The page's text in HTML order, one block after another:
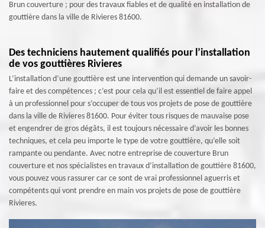
Brun couverture ; pour des travaux fiables et de qualité en installation de
gouttière dans la ville de Rivieres 81600.
Des techniciens hautement qualifiés pour l’installation
de vos gouttières Rivieres
L’installation d’une gouttière est une intervention qui demande un savoir-
faire et des compétences ; c’est pour cela qu’il est essentiel de faire appel
à un professionnel pour s’occuper de tous vos projets de pose de gouttière
dans la ville de Rivieres 81600. Pour éviter tous risques de mauvaise pose
et engendrer de gros dégâts, il est toujours nécessaire d’avoir les bonnes
techniques, et cela peu importe le type de votre gouttière, qu’elle soit
rampante ou pendante. Avec notre entreprise de couverture Brun
couverture et nos spécialistes en travaux d’installation de gouttière 81600,
vous pouvez vous rassurer car ce sont de vrai professionnel aguerris et
compétents qui vont prendre en main vos projets de pose de gouttière
Rivieres.